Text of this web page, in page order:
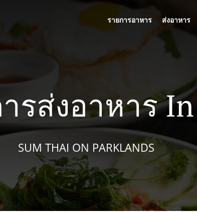
รายการอาหาร ส่งอาหาร
รส่งอาหาร
SUM THAI ON PARKLANDS